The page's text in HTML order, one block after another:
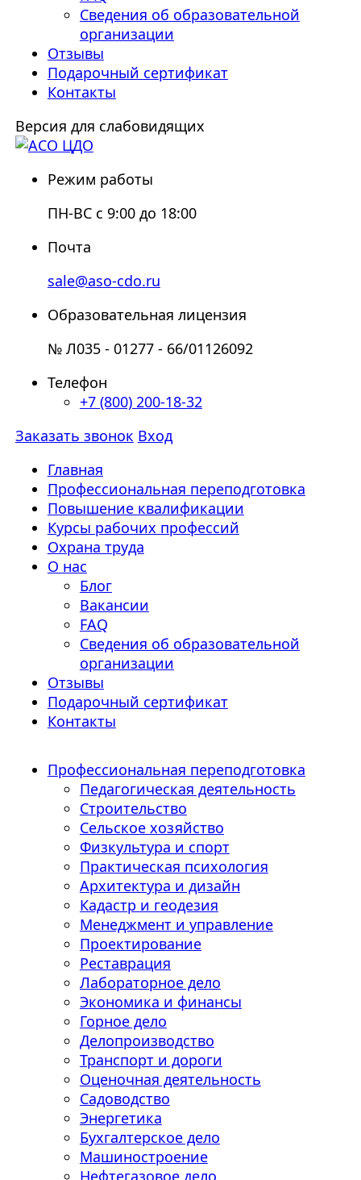
Сведения об образовательной
организации
Отзывы
Подарочный сертификат
Контакты
Версия для слабовидящих
Режим работы
ПН-ВС с 9:00 до 18:00
Почта
sale@aso-cdo.ru
Образовательная лицензия
№ Л035 - 01277 - 66/01126092
Телефон
+7 (800) 200-18-32
Заказать звонок Вход
Главная
Профессиональная переподготовка
Повышение квалификации
Курсы рабочих профессий
Охрана труда
О нас
Блог
Вакансии
FAQ
Сведения об образовательной
организации
Отзывы
Подарочный сертификат
Контакты
Профессиональная переподготовка
Педагогическая деятельность
Строительство
Сельское хозяйство
Физкультура и спорт
Практическая психология
Архитектура и дизайн
Кадастр и геодезия
Менеджмент и управление
Проектирование
Реставрация
Лабораторное дело
Экономика и финансы
Горное дело
Делопроизводство
Транспорт и дороги
Оценочная деятельность
Садоводство
Энергетика
Бухгалтерское дело
Машиностроение
Нефтегазовое дело